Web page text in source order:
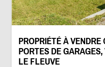
PROPRIÉTÉ À VENDRE
PORTES DE
LE FLEUVE